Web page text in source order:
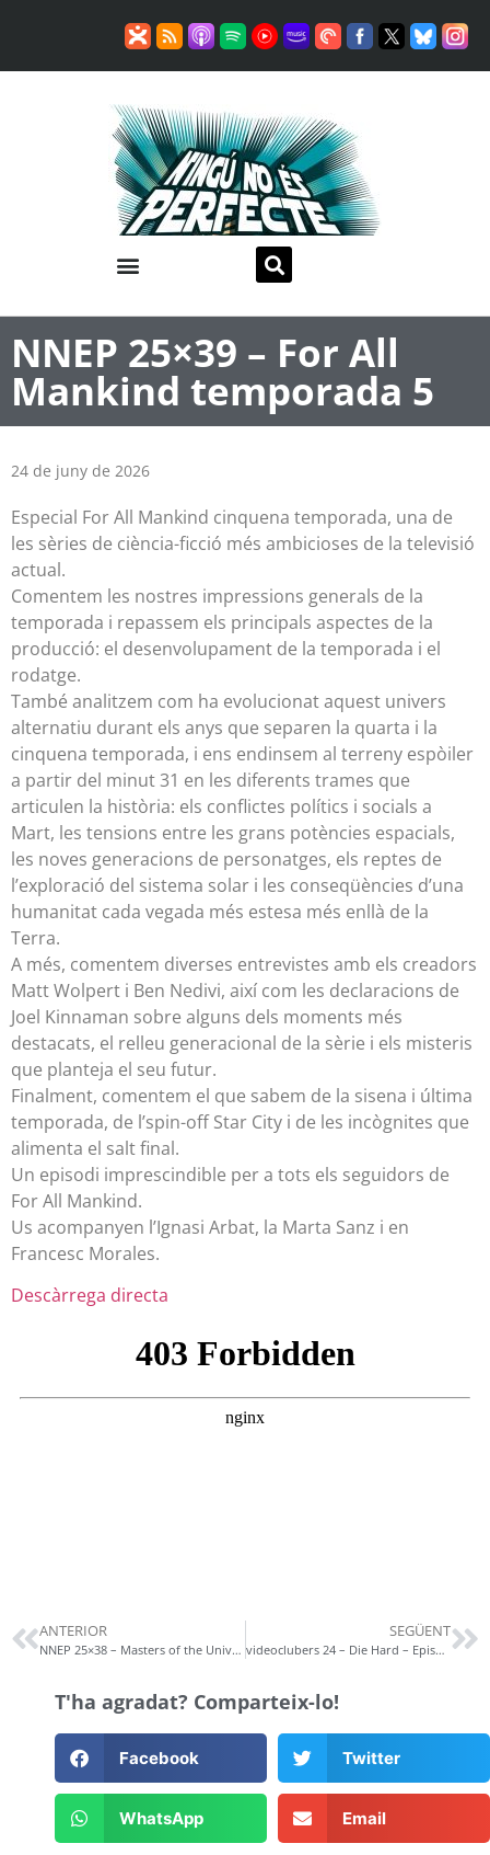
NNEP 25×39 – For All
Mankind temporada 5
24 de juny de 2026
Especial For All Mankind cinquena temporada, una de
les sèries de ciència-ficció més ambicioses de la televisió
actual.
Comentem les nostres impressions generals de la
temporada i repassem els principals aspectes de la
producció: el desenvolupament de la temporada i el
rodatge.
També analitzem com ha evolucionat aquest univers
alternatiu durant els anys que separen la quarta i la
cinquena temporada, i ens endinsem al terreny espòiler
a partir del minut 31 en les diferents trames que
articulen la història: els conflictes polítics i socials a
Mart, les tensions entre les grans potències espacials,
les noves generacions de personatges, els reptes de
l’exploració del sistema solar i les conseqüències d’una
humanitat cada vegada més estesa més enllà de la
Terra.
A més, comentem diverses entrevistes amb els creadors
Matt Wolpert i Ben Nedivi, així com les declaracions de
Joel Kinnaman sobre alguns dels moments més
destacats, el relleu generacional de la sèrie i els misteris
que planteja el seu futur.
Finalment, comentem el que sabem de la sisena i última
temporada, de l’spin-off Star City i de les incògnites que
alimenta el salt final.
Un episodi imprescindible per a tots els seguidors de
For All Mankind.
Us acompanyen l’Ignasi Arbat, la Marta Sanz i en
Francesc Morales.
Descàrrega directa
ANTERIOR
NNEP 25×38 – Masters of the Universe
SEGÜENT
videoclubers 24 – Die Hard – Episodi exclusiu per a mecenes
T'ha agradat? Comparteix-lo!
Facebook Twitter
WhatsApp Email